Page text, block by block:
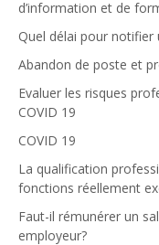
d’information et de
Quel délai pour notifier
Abandon de poste et
Evaluer les risques
COVID 19
COVID 19
La qualification
fonctions réellement
Faut-il rémunérer un
employeur?